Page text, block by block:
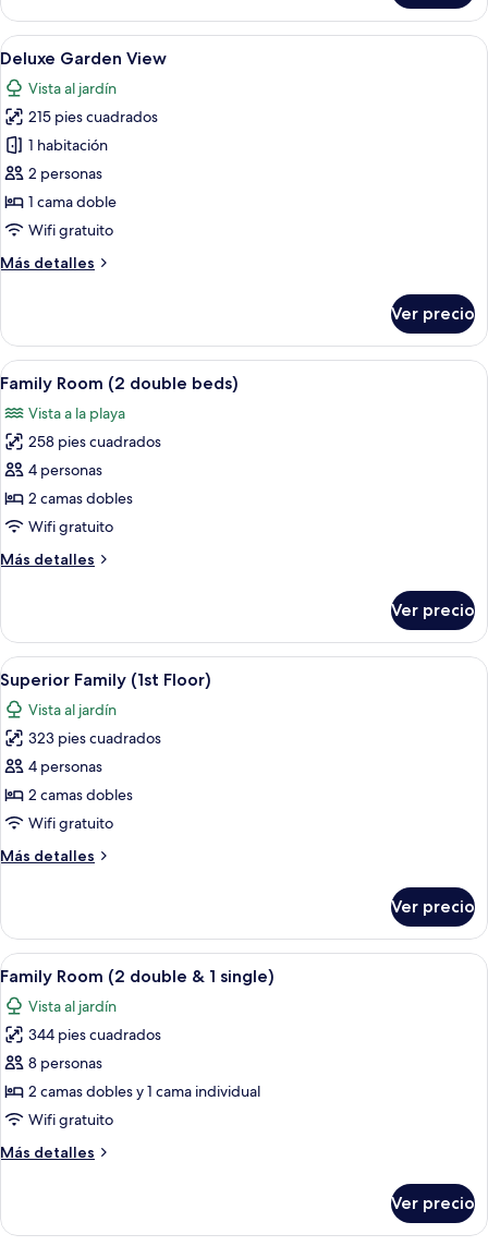
View
Abrir
todas
las
fotos
de
Deluxe
Garden
View
Habitación de hotel con cama, una
16
Deluxe Garden View
Vista al jardín
215 pies cuadrados
1 habitación
2 personas
1 cama doble
Wifi gratuito
Más detalles
Más
Garden
View
Ver precio
Abrir
todas
las
fotos
de
Family
Room
double
Habitación de hotel con dos camas,
6
Family Room (2 double beds)
Vista a la playa
258 pies cuadrados
4 personas
2 camas dobles
Wifi gratuito
Más detalles
Más
Room
(2
double
beds)
Ver precio
Abrir
todas
las
fotos
de
Superior
Family
Floor)
Minibar, caja de seguridad en la
7
Superior Family (1st Floor)
Vista al jardín
323 pies cuadrados
4 personas
2 camas dobles
Wifi gratuito
Más detalles
Más
Family
(1st
Floor)
Ver precio
Abrir
todas
las
fotos
de
Family
Room
double
single)
Habitación de hotel con dos camas,
15
Family Room (2 double & 1 single)
Vista al jardín
344 pies cuadrados
8 personas
2 camas dobles y 1 cama individual
Wifi gratuito
Más detalles
Más
Room
Ver precio